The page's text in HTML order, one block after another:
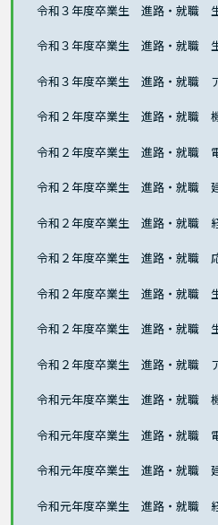
令和３年度卒業生 進路・就職
令和３年度卒業生 進路・就職
令和３年度卒業生 進路・就職
令和２年度卒業生 進路・就職
令和２年度卒業生 進路・就職
令和２年度卒業生 進路・就職
令和２年度卒業生 進路・就職
令和２年度卒業生 進路・就職
令和２年度卒業生 進路・就職
令和２年度卒業生 進路・就職
令和２年度卒業生 進路・就職
令和元年度卒業生 進路・就職
令和元年度卒業生 進路・就職
令和元年度卒業生 進路・就職
令和元年度卒業生 進路・就職